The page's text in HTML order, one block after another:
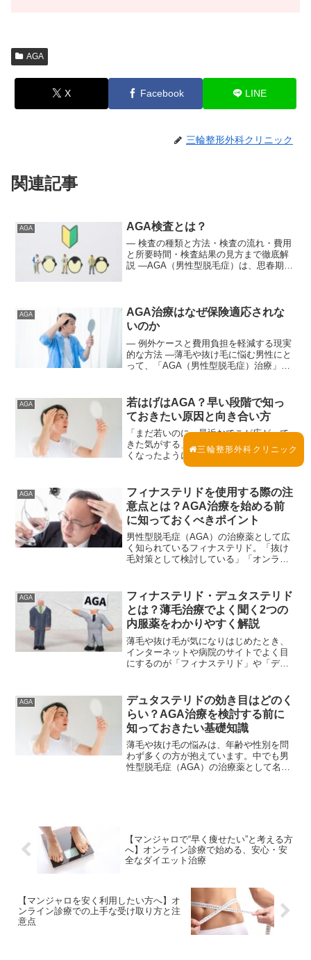
AGA
X Facebook LINE
三輪整形外科クリニック
関連記事
AGA AGA検査とは？
― 検査の種類と方法・検査の流れ・費用
と所要時間・検査結果の見方まで徹底解
説 ―AGA（男性型脱毛症）は、思春期以
特徴で、放置すると...
AGA
AGA治療はなぜ保険適応されな
いのか
― 例外ケースと費用負担を軽減する現実
的な方法 ―薄毛や抜け毛に悩む男性にと
って、「AGA（男性型脱毛症）治療」は
AGA治療は健康保険が使えないのか」
「何か例外はないの...
AGA
若はげはAGA？早い段階で知っ
ておきたい原因と向き合い方
「まだ若いのに、最近おでこが広がって
きた気がする」「同年代と比べて髪が細
くなったように感じる」こうした悩みか
ら、「若はげ」「AGA」という言葉を調
髪の変化を感じると、不安や焦りを抱き
やすいものです。しかし...
AGA
フィナステリドを使用する際の注
意点とは？AGA治療を始める前
に知っておくべきポイント
男性型脱毛症（AGA）の治療薬として広
く知られているフィナステリド。「抜け
毛対策として検討している」「オンライ
で、検索すると「フィナステリド 注意」
といったキーワードが多...
AGA
フィナステリド・デュタステリド
とは？薄毛治療でよく聞く2つの
内服薬をわかりやすく解説
薄毛や抜け毛が気になりはじめたとき、
インターネットや病院のサイトでよく目
にするのが「フィナステリド」や「デュ
型脱毛症（AGA）の治療に使われていま
す。この記事では、フィ...
AGA
デュタステリドの効き目はどのく
らい？AGA治療を検討する前に
知っておきたい基礎知識
薄毛や抜け毛の悩みは、年齢や性別を問
わず多くの方が抱えています。中でも男
性型脱毛症（AGA）の治療薬として名前
【マンジャロで“早く痩せたい”と考える方
へ】オンライン診療で始める、安心・安
全なダイエット治療
【マンジャロを安く利用したい方へ】オ
ンライン診療での上手な受け取り方と注
意点
三輪整形外科クリニック